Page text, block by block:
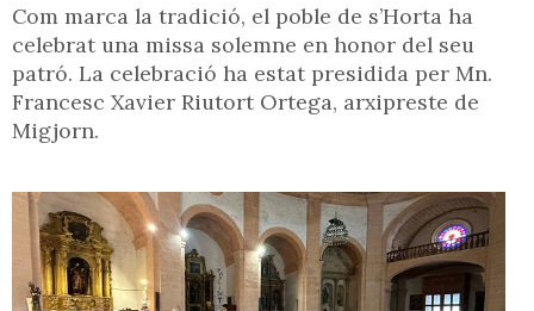
Com marca la tradició, el poble de s’Horta ha
celebrat una missa solemne en honor del seu
patró. La celebració ha estat presidida per Mn.
Francesc Xavier Riutort Ortega, arxipreste de
Migjorn.